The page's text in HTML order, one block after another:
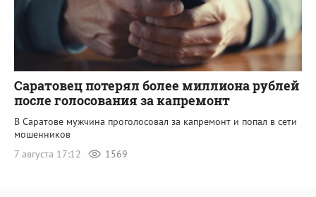
Саратовец потерял более миллиона рублей
после голосования за капремонт
В Саратове мужчина проголосовал за капремонт и попал в сети
мошенников
7 августа 17:12
1569